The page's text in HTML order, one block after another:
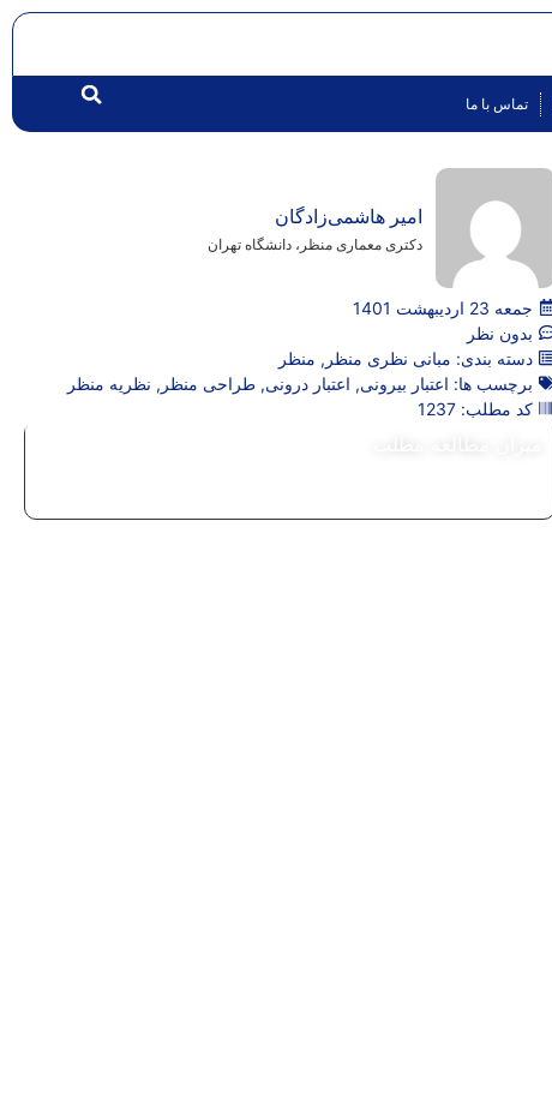
تماس با ما
امیر هاشمی‌زادگان
دکتری معماری منظر، دانشگاه تهران
جمعه 23 اردیبهشت 1401
بدون نظر
دسته بندی: مبانی نظری منظر , منظر
برچسب ها: اعتبار بیرونی, اعتبار درونی, طراحی منظر , نظریه منظر
کد مطلب: 1237